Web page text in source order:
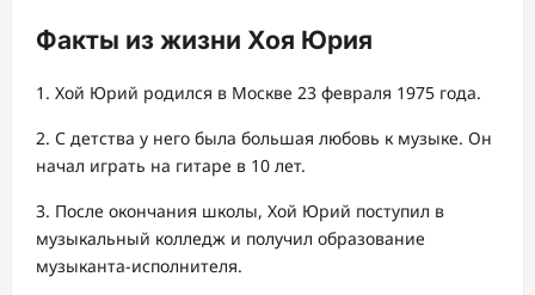
Факты из жизни Хоя Юрия
1. Хой Юрий родился в Москве 23 февраля 1975 года.
2. С детства у него была большая любовь к музыке. Он
начал играть на гитаре в 10 лет.
3. После окончания школы, Хой Юрий поступил в
музыкальный колледж и получил образование
музыканта-исполнителя.